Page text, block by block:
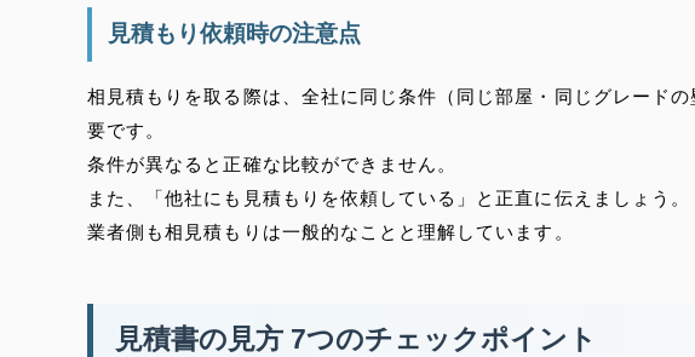
見積もり依頼時の注意点
相見積もりを取る際は、全社に同じ条件（同じ部屋・同じグレード
要です。
条件が異なると正確な比較ができません。
また、「他社にも見積もりを依頼している」と正直に伝えましょう。
業者側も相見積もりは一般的なことと理解しています。
見積書の見方 7つのチェックポイント